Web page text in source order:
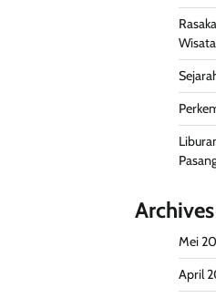
Archives
Mei
April